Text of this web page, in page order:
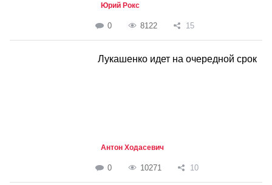
Юрий Рокс
0 8122 15
Лукашенко идет на очередной срок
Антон Ходасевич
0 10271 10